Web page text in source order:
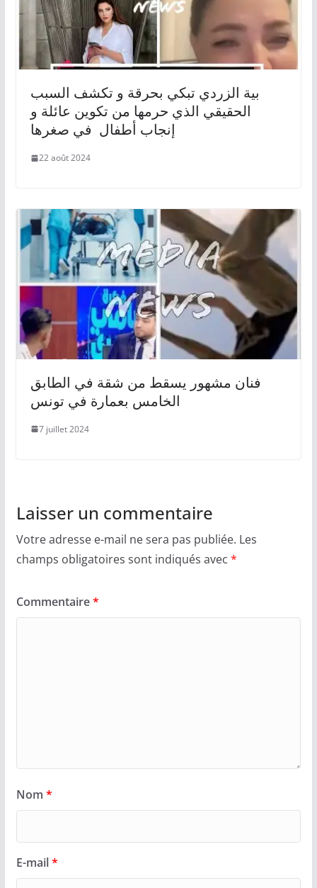
بية الزردي تبكي بحرقة و تكشف السبب
الحقيقي الذي حرمها من تكوين عائلة و
إنجاب أطفال في صغرها
22 août 2024
فنان مشهور يسقط من شقة في الطابق
الخامس بعمارة في تونس
7 juillet 2024
Laisser un commentaire
Votre adresse e-mail ne sera pas publiée. Les
champs obligatoires sont indiqués avec *
Commentaire*
Nom *
E-mail*